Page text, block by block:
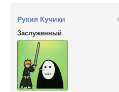
Рукия Кучики
Заслуженный